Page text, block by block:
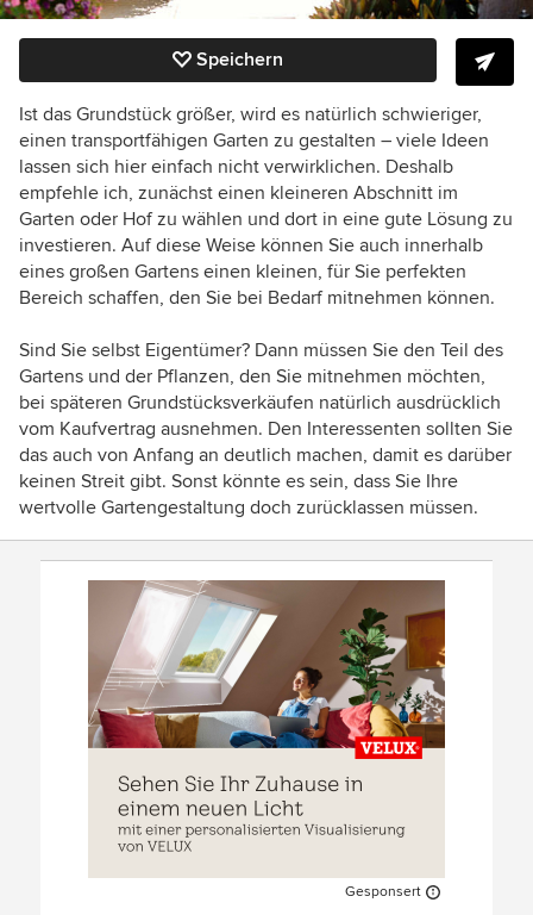
Speichern
Ist das Grundstück größer, wird es natürlich schwieriger,
einen transportfähigen Garten zu gestalten – viele Ideen
lassen sich hier einfach nicht verwirklichen. Deshalb
empfehle ich, zunächst einen kleineren Abschnitt im
Garten oder Hof zu wählen und dort in eine gute Lösung zu
investieren. Auf diese Weise können Sie auch innerhalb
eines großen Gartens einen kleinen, für Sie perfekten
Bereich schaffen, den Sie bei Bedarf mitnehmen können.
Sind Sie selbst Eigentümer? Dann müssen Sie den Teil des
Gartens und der Pflanzen, den Sie mitnehmen möchten,
bei späteren Grundstücksverkäufen natürlich ausdrücklich
vom Kaufvertrag ausnehmen. Den Interessenten sollten Sie
das auch von Anfang an deutlich machen, damit es darüber
keinen Streit gibt. Sonst könnte es sein, dass Sie Ihre
wertvolle Gartengestaltung doch zurücklassen müssen.
Gesponsert